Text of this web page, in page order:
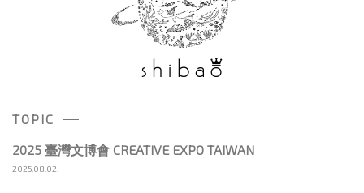
TOPIC
2025 臺灣文博會 CREATIVE EXPO TAIWAN
2025.08.02.